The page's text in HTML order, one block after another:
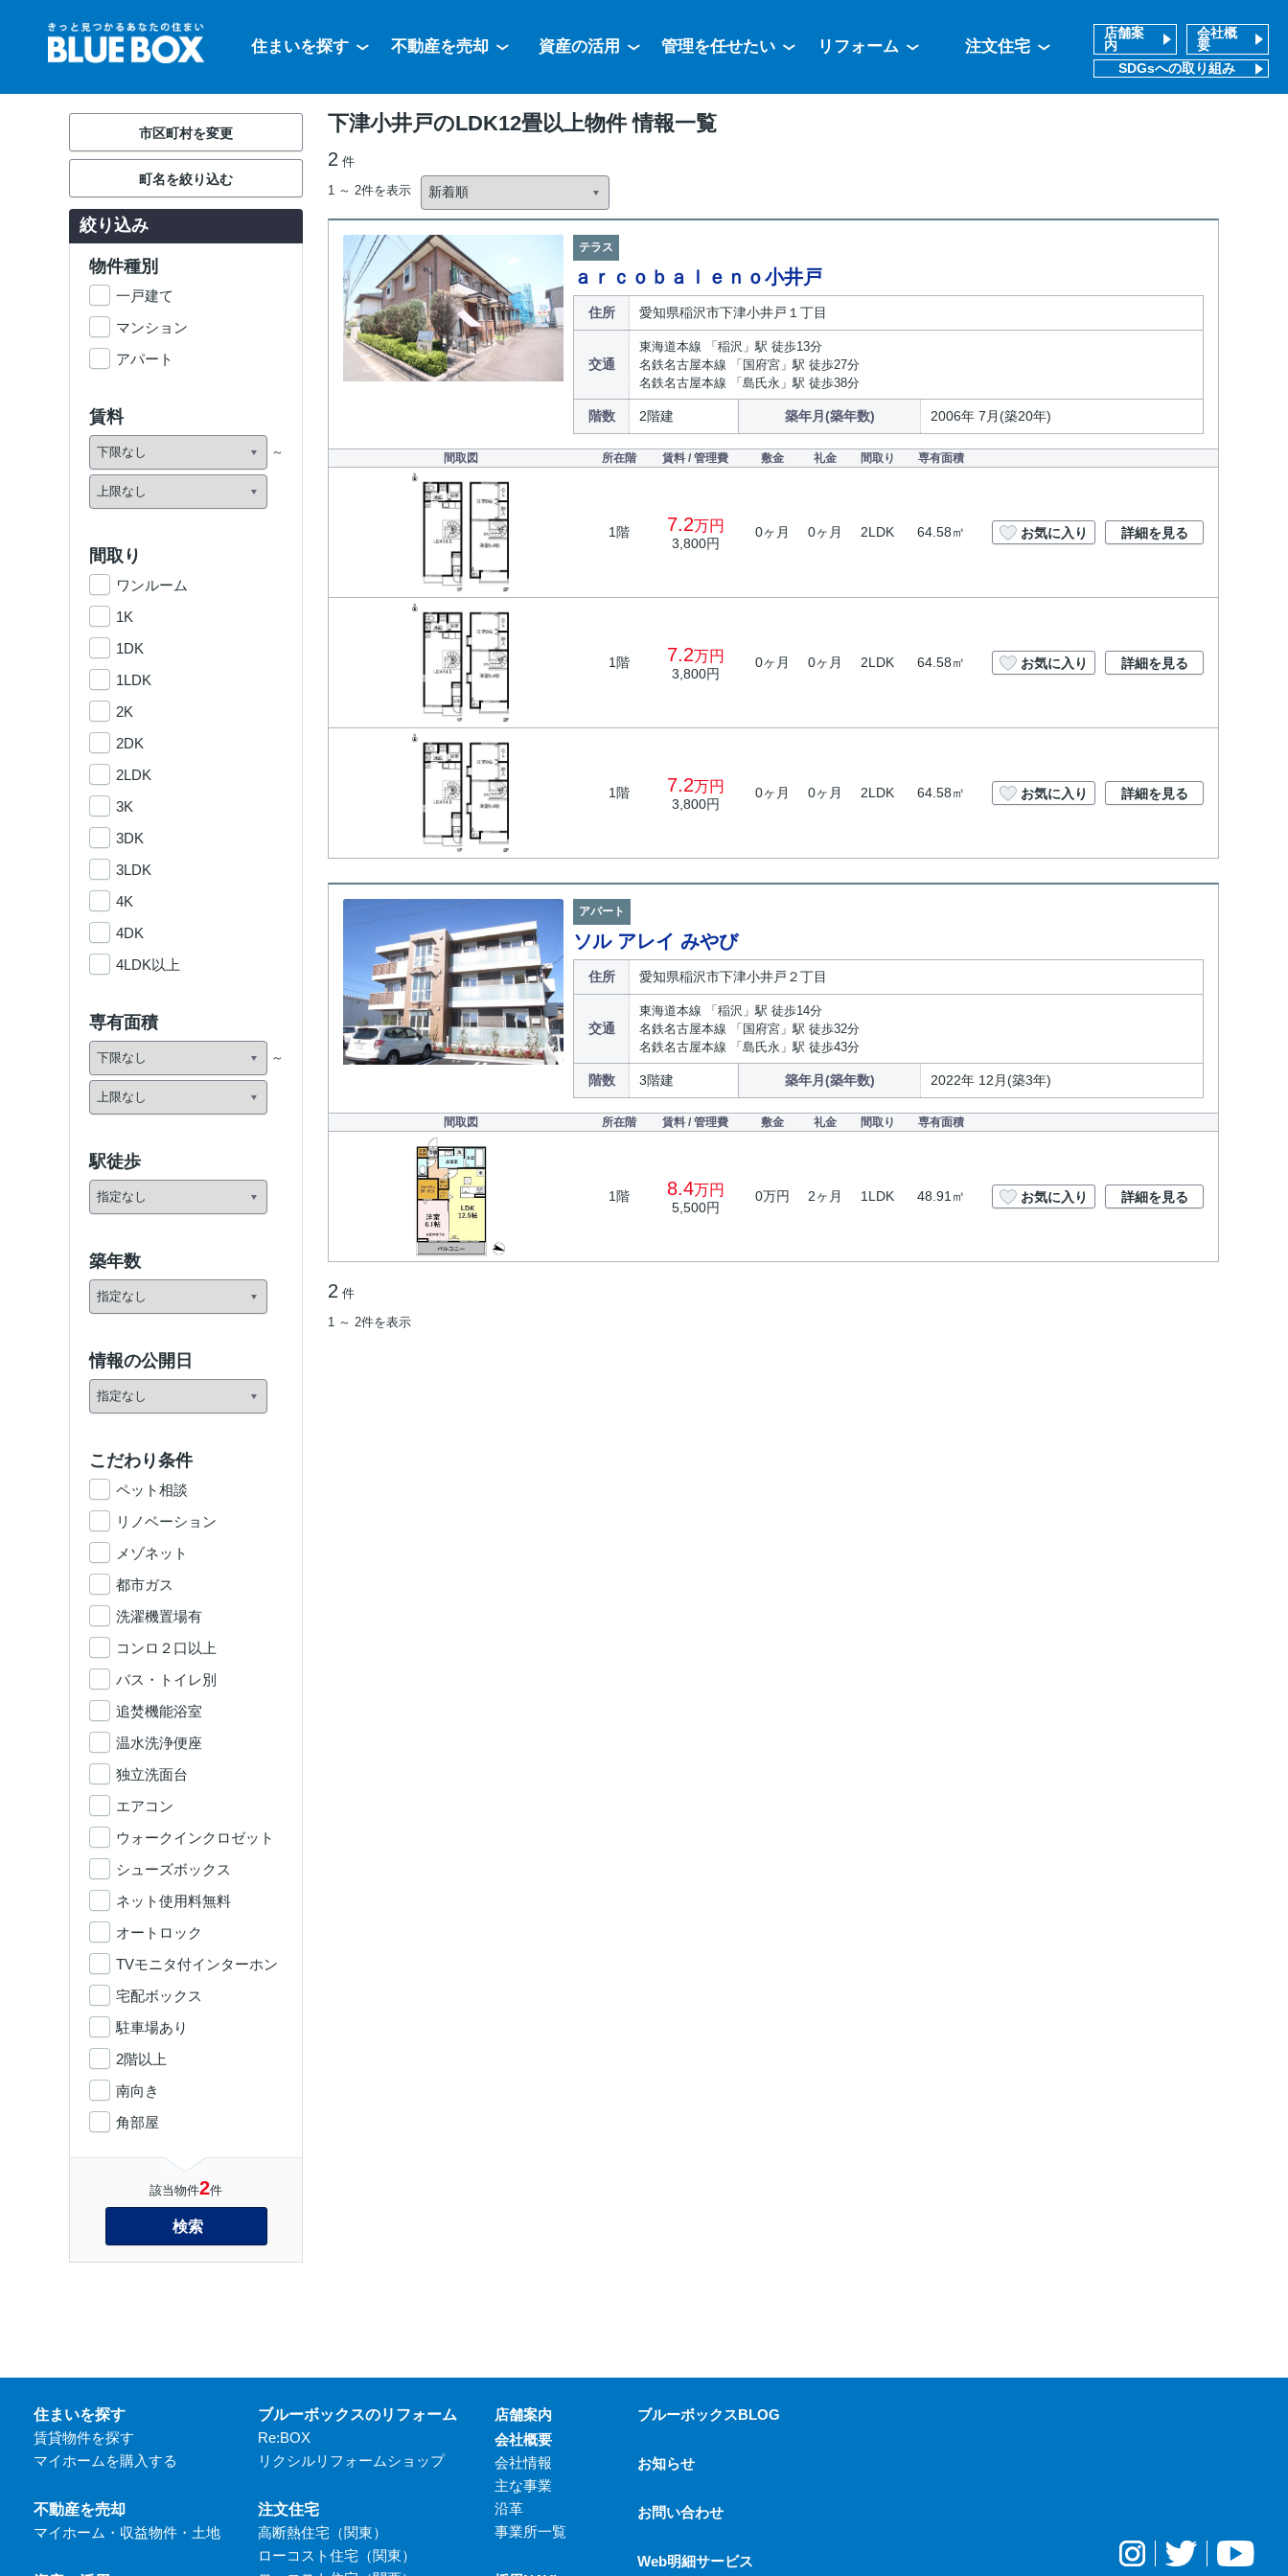
住まいを探す 不動産を売却 資産の活用 管理を任せたい リフォーム 注文住宅
店舗案
内
会社概
要
SDGsへの取り組み
下津小井戸のLDK12畳以上物件 情報一覧
2 件
1 ～ 2件を表示
テラス
ａｒｃｏｂａｌｅｎｏ小井戸
住所 愛知県稲沢市下津小井戸１丁目
交通
東海道本線 「稲沢」駅 徒歩13分
名鉄名古屋本線 「国府宮」駅 徒歩27分
名鉄名古屋本線 「島氏永」駅 徒歩38分
階数 2階建 築年月(築年数) 2006年 7月(築20年)
間取図 所在階 賃料 / 管理費 敷金 礼金 間取り 専有面積
1階 7.2万円
3,800円
0ヶ月 0ヶ月 2LDK 64.58㎡ お気に入り 詳細を見る
1階 7.2万円
3,800円
0ヶ月 0ヶ月 2LDK 64.58㎡ お気に入り 詳細を見る
1階 7.2万円
3,800円
0ヶ月 0ヶ月 2LDK 64.58㎡ お気に入り 詳細を見る
アパート
ソル アレイ みやび
住所 愛知県稲沢市下津小井戸２丁目
交通
東海道本線 「稲沢」駅 徒歩14分
名鉄名古屋本線 「国府宮」駅 徒歩32分
名鉄名古屋本線 「島氏永」駅 徒歩43分
階数 3階建 築年月(築年数) 2022年 12月(築3年)
間取図 所在階 賃料 / 管理費 敷金 礼金 間取り 専有面積
1階 8.4万円
5,500円
0万円 2ヶ月 1LDK 48.91㎡ お気に入り 詳細を見る
2 件
1 ～ 2件を表示
市区町村を変更
町名を絞り込む
絞り込み
物件種別
一戸建て
マンション
アパート
賃料
間取り
ワンルーム
1K
1DK
1LDK
2K
2DK
2LDK
3K
3DK
3LDK
4K
4DK
4LDK以上
専有面積
駅徒歩
築年数
情報の公開日
こだわり条件
ペット相談
リノベーション
メゾネット
都市ガス
洗濯機置場有
コンロ２口以上
バス・トイレ別
追焚機能浴室
温水洗浄便座
独立洗面台
エアコン
ウォークインクロゼット
シューズボックス
ネット使用料無料
オートロック
TVモニタ付インターホン
宅配ボックス
駐車場あり
2階以上
南向き
角部屋
該当物件2件
検索
住まいを探す
賃貸物件を探す
マイホームを購入する
不動産を売却
マイホーム・収益物件・土地
ブルーボックスのリフォーム
Re:BOX
リクシルリフォームショップ
注文住宅
高断熱住宅（関東）
ローコスト住宅（関東）
店舗案内
会社概要
会社情報
主な事業
沿革
事業所一覧
ブルーボックスBLOG
お知らせ
お問い合わせ
Web明細サービス